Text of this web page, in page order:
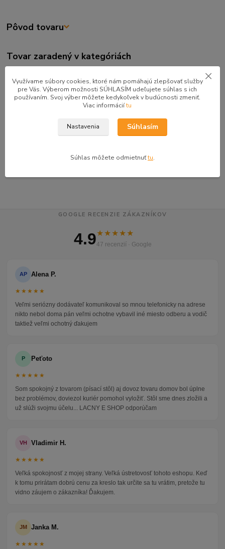
Pôvod tovaru
Tovar zaradený v kategóriách
Bytové doplnky
Regály a knižnice
GOOGLE RECENZIE ZÁKAZNÍKOV
4.9★★★★★
47 recenzií · Google
AP Alena P.
★★★★★
Veľmi seriózny dodávateľ komunikoval so mnou telefonicky na adrese
nikto nebol doma pán veľmi ochotne vybavil iné miesto odberu a vodič
taktiež veľmi ochotný ďakujem
P Peťoto
★★★★★
Som spokojný z tovarom (písací stôl) aj dovoz tovaru domov bol úplne
bez problémov, doviezol kuriér pomohol vyložiť. Stôl sme dnes zložili a
už slúži svojmu účelu... LACNY E SHOP odporúčam
VH Vladimir H.
★★★★★
Veľká spokojnosť z mojej strany. Veľká ústretovosť tohoto eshopu. Keď
k tomu prirátam dobrú cenu za kreslo tak určite sa tu vrátim, pretože tu
vidno záujem o zákazníka! Ďakujem.
JM Janka M.
★★★★★
Využívame súbory cookies, ktoré nám pomáhajú zlepšovať služby
pre Vás. Výberom možnosti SÚHLASÍM udeľujete súhlas s ich
používaním. Svoj výber môžete kedykoľvek v budúcnosti zmeniť.
Viac informáciítu
Nastavenia Súhlasím
Súhlas môžete odmietnuťtu.